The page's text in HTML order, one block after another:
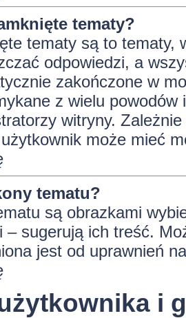
tematy?
tematy są to tematy,
odpowiedzi, a
zakończone w
z wielu
witryny.
może mieć
tematu?
są obrazkami
– sugerują ich treść.
jest od uprawnień
i